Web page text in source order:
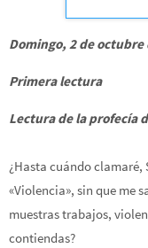
Domingo, 2 de octubre
Primera lectura
Lectura de la profecía
¿Hasta cuándo clamaré,
«Violencia», sin que me
muestras trabajos,
contiendas?